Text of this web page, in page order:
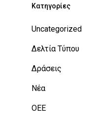
Kατηγορίες
Uncategorized
Δελτία Τύπου
Δράσεις
Νέα
ΟΕΕ